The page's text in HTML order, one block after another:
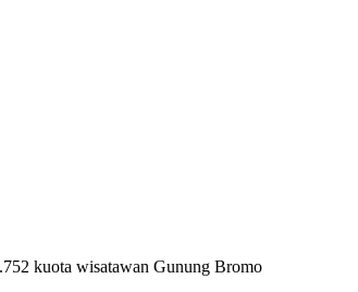
kuota wisatawan Gunung Bromo